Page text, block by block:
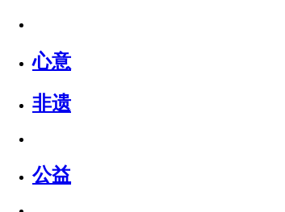
心意
非遗
公益